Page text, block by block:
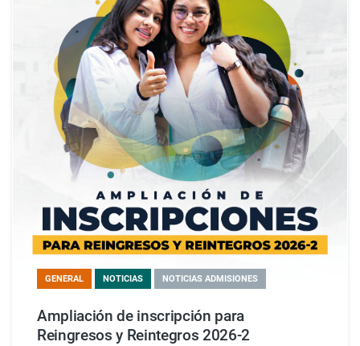
GENERAL NOTICIAS NOTICIAS ADMISIONES
Ampliación de inscripción para
Reingresos y Reintegros 2026-2